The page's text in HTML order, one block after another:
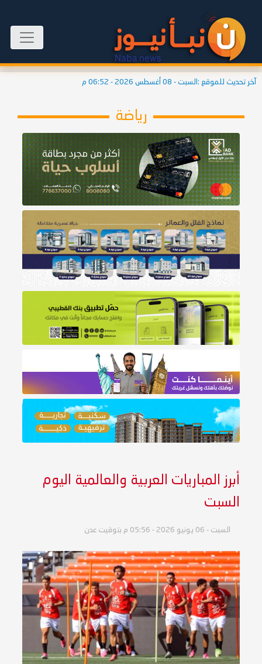
آخر تحديث للموقع : السبت - 08 أغسطس 2026 - 06:52 م
رياضة
أبرز المباريات العربية والعالمية اليوم
السبت
السبت - 06 يونيو 2026 - 05:56 م بتوقيت عدن